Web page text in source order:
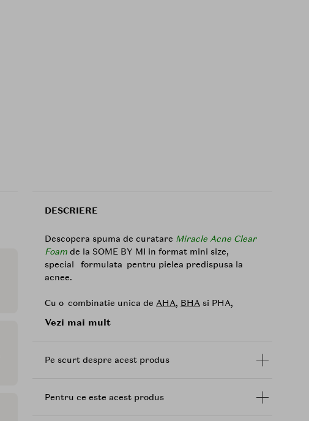
DESCRIERE
Descopera spuma de curatare Miracle Acne Clear
Foam de la SOME BY MI in format mini size,
special formulata pentru pielea predispusa la
acnee.
Cu o combinatie unica de AHA, BHA si PHA,
delicat, a curata porii in profunzime si a indeparta
fina. In continuare,
Centella Asiatica
ppm extract de arbore de ceai, ajuta la calmarea
de regenerare a pielii, prevenind aparitia cosurilor
Vezi mai mult
Pe scurt despre acest produs
Pentru ce este acest produs